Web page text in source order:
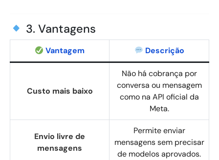
3. Vantagens
Vantagem Descrição
Custo mais baixo
Não há cobrança por
conversa ou mensagem
como na API oficial da
Meta.
Envio livre de
mensagens
Permite enviar
mensagens sem precisar
de modelos aprovados.